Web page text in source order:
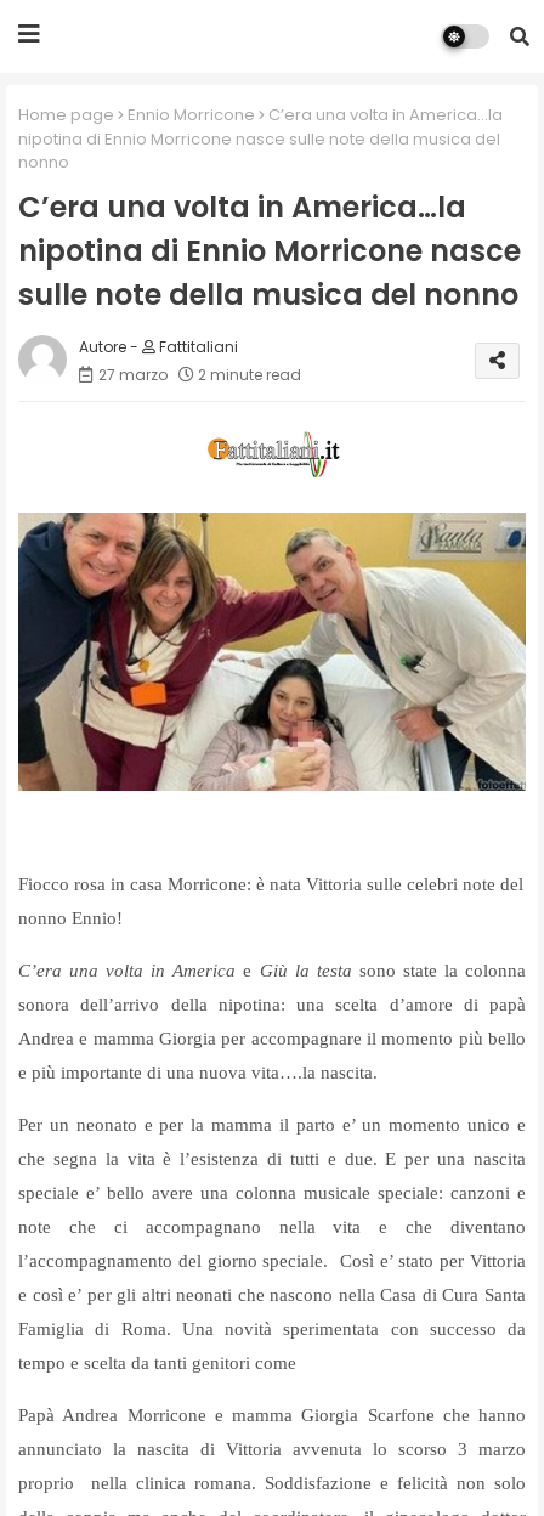
Home page Ennio Morricone
C’era una volta in America…la
nipotina di Ennio Morricone nasce sulle note della musica del
nonno
C’era una volta in America…la
nipotina di Ennio Morricone nasce
sulle note della musica del nonno
Fattitaliani
27 marzo
2 minute read
Fiocco rosa in casa Morricone: è nata Vittoria sulle celebri note del
nonno Ennio!
C’era una volta in America e Giù la testa sono state la colonna
sonora dell’arrivo della nipotina: una scelta d’amore di papà
Andrea e mamma Giorgia per accompagnare il momento più bello
e più importante di una nuova vita….la nascita.
Per un neonato e per la mamma il parto e’ un momento unico e
che segna la vita è l’esistenza di tutti e due. E per una nascita
speciale e’ bello avere una colonna musicale speciale: canzoni e
note che ci accompagnano nella vita e che diventano
l’accompagnamento del giorno speciale.
Così e’ stato per Vittoria
e così e’ per gli altri neonati che nascono nella Casa di Cura Santa
Famiglia di Roma. Una novità sperimentata con successo da
tempo e scelta da tanti genitori come
Papà Andrea Morricone e mamma Giorgia Scarfone che hanno
annunciato la nascita di Vittoria avvenuta lo scorso 3 marzo
proprio
nella clinica romana. Soddisfazione e felicità non solo